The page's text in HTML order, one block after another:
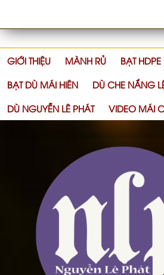
GIỚI THIỆU MÀNH RỦ
BẠT
BẠT DÙ MÁI HIÊN
DÙ CHE NẮNG
DÙ NGUYỄN LÊ PHÁT
VIDEO MÁI